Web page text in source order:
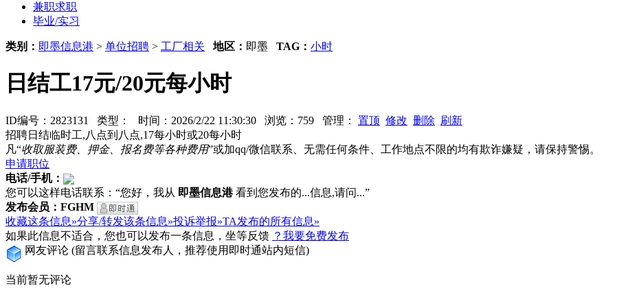
兼职求职
毕业/实习
类别： 即墨信息港 > 单位招聘 > 工厂相关 地区： 即墨 TAG： 小时
日结工17元/20元每小时
ID编号：2823131 类型： 时间：2026/2/22 11:30:30 浏览：759 管理： 置顶 修改 删除 刷新
招聘日结临时工,八点到八点,17每小时或20每小时
凡“收取服装费、押金、报名费等各种费用”或加qq/微信联系、无需任何条件、工作地点不限的均有欺诈嫌疑，请保持警惕。
申请职位
电话/手机：
您可以这样电话联系：“您好，我从 即墨信息港看到您发布的...信息,请问...”
发布会员：FGHM
收藏这条信息»分享/转发该条信息»投诉举报»TA发布的所有信息»
如果此信息不适合，您也可以发布一条信息，坐等反馈 ？我要免费发布
网友评论 (留言联系信息发布人，推荐使用即时通站内短信)
当前暂无评论